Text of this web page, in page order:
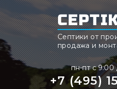
Септики от
продажа и
пн-пт с 9:00
+7 (495)